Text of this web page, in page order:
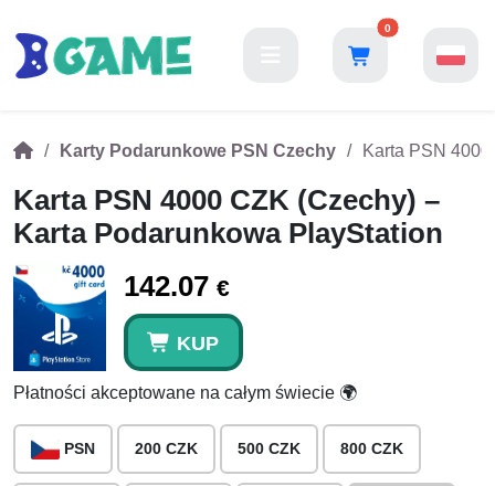
0
Karty Podarunkowe PSN Czechy Karta PSN
Karta PSN 4000 CZK (Czechy) –
Karta Podarunkowa PlayStation
142.07 €
KUP
Płatności akceptowane na całym świecie 🌍
PSN 200 CZK 500 CZK 800 CZK